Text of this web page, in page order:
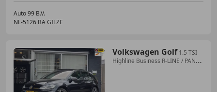
Auto 99 B.V.
NL-5126 BA GILZE
Volkswagen Golf 1.5 TSI
Highline Business R-LINE / PANO /